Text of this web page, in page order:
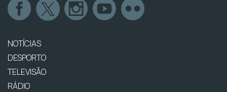
NOTÍCIAS
DESPORTO
TELEVISÃO
RÁDIO